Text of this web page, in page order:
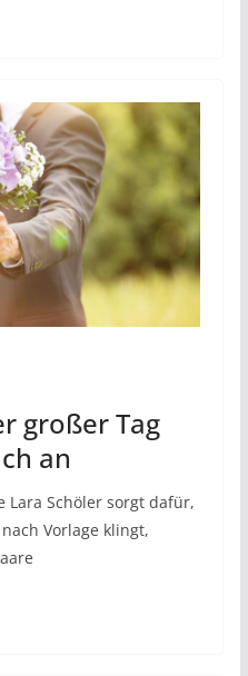
großer Tag
an
Lara Schöler sorgt dafür,
Vorlage klingt,